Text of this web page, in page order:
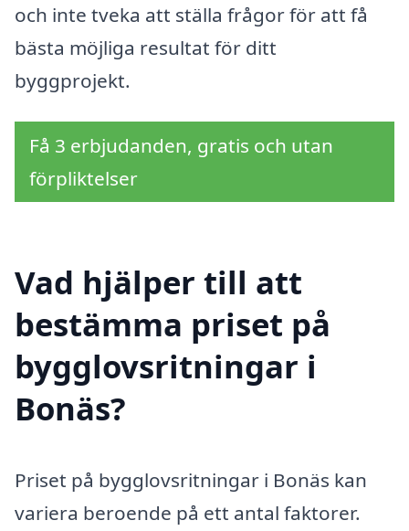
och inte tveka att ställa frågor för att få
bästa möjliga resultat för ditt
byggprojekt.
Få 3 erbjudanden, gratis och utan
förpliktelser
Vad hjälper till att
bestämma priset på
bygglovsritningar i
Bonäs?
Priset på bygglovsritningar i Bonäs kan
variera beroende på ett antal faktorer.